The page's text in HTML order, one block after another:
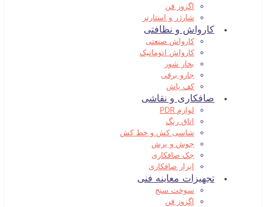
اگزوز فن
شارژر و استارتر
کارواش و نظافتی
کارواش صنعتی
کارواش اتوماتیک
بخار شور
جارو برقی
کف پاش
صافکاری و نقاشی
لوازم PDR
اتاق رنگ
شاسی کش و خط کش
جوش و برش
جک صافکاری
ابزار صافکاری
تجهیزات معاینه فنی
سوخت سنج
اگزوز فن